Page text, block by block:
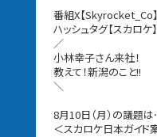
番組X【Skyrocket_Co】
ハッシュタグ【スカロケ】
／
小林幸子さん来社！
教えて！新潟のこと!!
＼
8月10日（月）の議題
＜スカロケ日本ガイド